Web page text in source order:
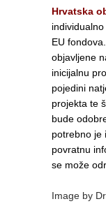
Hrvatska
EU
objavljene
inicijalnu
pojedini
projekta te
bude
potrebno je
povratnu
se može
Image by